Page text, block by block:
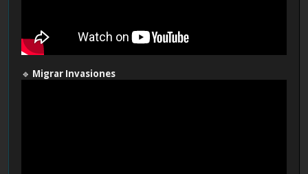
🔹 Migrar Invasiones